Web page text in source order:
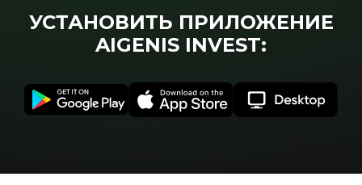
УСТАНОВИТЬ ПРИЛОЖЕНИЕ
AIGENIS INVEST: